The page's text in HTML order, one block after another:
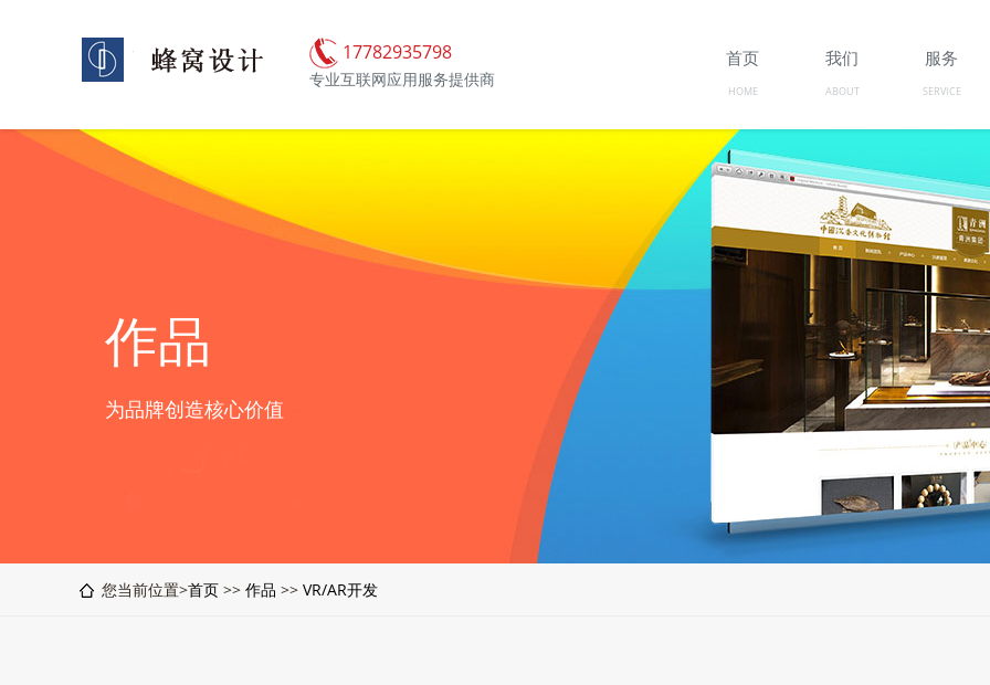
17782935798
专业互联网应用服务提供商
首页
HOME
我们
ABOUT
服务
SERVICE
作品
为品牌创造核心价值
您当前位置>首页 >> 作品 >> VR/AR开发